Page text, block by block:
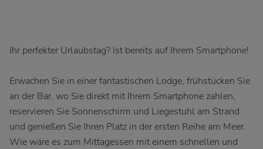
Ihr perfekter Urlaubstag? Ist bereits auf Ihrem Smartphone!
Erwachen Sie in einer fantastischen Lodge, frühstücken Sie
an der Bar, wo Sie direkt mit Ihrem Smartphone zahlen,
reservieren Sie Sonnenschirm und Liegestuhl am Strand
und genießen Sie Ihren Platz in der ersten Reihe am Meer.
Wie wäre es zum Mittagessen mit einem schnellen und